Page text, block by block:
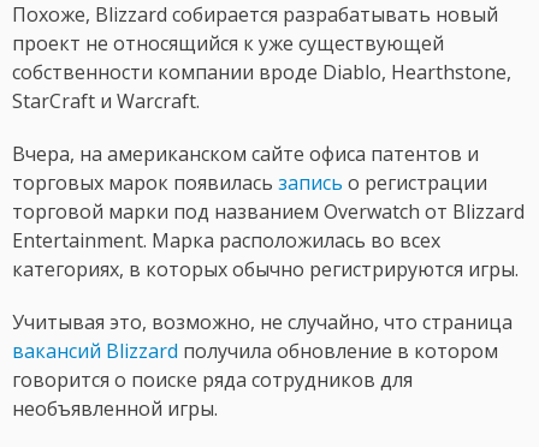
Похоже, Blizzard собирается разрабатывать новый
проект не относящийся к уже существующей
собственности компании вроде Diablo, Hearthstone,
StarCraft и Warcraft.
Вчера, на американском сайте офиса патентов и
торговых марок появилась запись о регистрации
торговой марки под названием Overwatch от Blizzard
Entertainment. Марка расположилась во всех
категориях, в которых обычно регистрируются игры.
Учитывая это, возможно, не случайно, что страница
вакансий Blizzard получила обновление в котором
говорится о поиске ряда сотрудников для
необъявленной игры.